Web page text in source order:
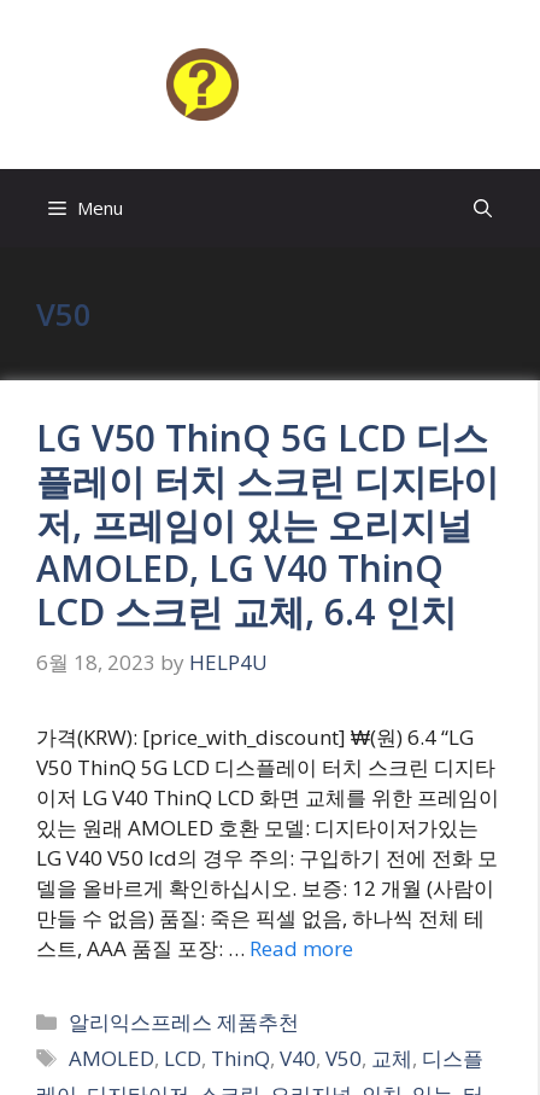
Menu
V50
LG V50 ThinQ 5G LCD 디스
플레이 터치 스크린 디지타이
저, 프레임이 있는 오리지널
AMOLED, LG V40 ThinQ
LCD 스크린 교체, 6.4 인치
6월 18, 2023 by HELP4U
가격(KRW): [price_with_discount] ₩(원) 6.4 “LG
V50 ThinQ 5G LCD 디스플레이 터치 스크린 디지타
이저 LG V40 ThinQ LCD 화면 교체를 위한 프레임이
있는 원래 AMOLED 호환 모델: 디지타이저가있는
LG V40 V50 lcd의 경우 주의: 구입하기 전에 전화 모
델을 올바르게 확인하십시오. 보증: 12 개월 (사람이
만들 수 없음) 품질: 죽은 픽셀 없음, 하나씩 전체 테
스트, AAA 품질 포장: … Read more
Categories
알리익스프레스 제품추천
Tags
AMOLED, LCD, ThinQ,V40,V50, 교체, 디스플